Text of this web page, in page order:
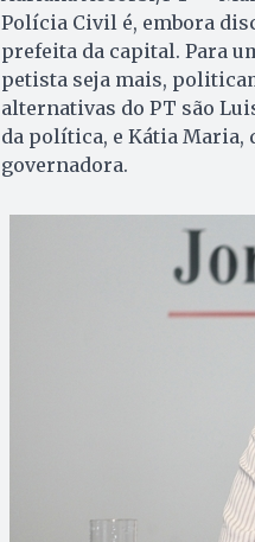
Polícia Civil é, embora
prefeita da capital. Para
petista seja mais,
alternativas do PT são
da política, e Kátia Maria,
governadora.